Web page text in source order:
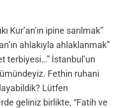
Kur’an’ın ipine sarılmak”
ahlakıyla ahlaklanmak”
terbiyesi…” İstanbul’un
Fethin ruhani
Lütfen
geliniz birlikte, “Fatih ve